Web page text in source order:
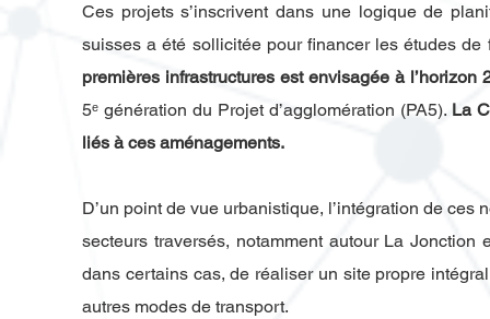
Ces projets s’inscrivent dans une logique de
suisses a été sollicitée pour financer les études
premières infrastructures est envisagée à l’horizon
5ᵉ génération du Projet d’agglomération (PA5). La
liés à ces aménagements.
D’un point de vue urbanistique, l’intégration de
secteurs traversés, notamment autour La
dans certains cas, de réaliser un site propre
autres modes de transport.